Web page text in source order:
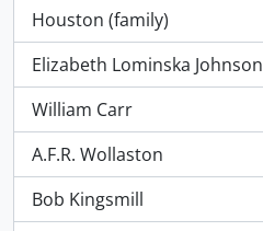
Houston (family)
, 80 résultats
Elizabeth Lominska Johnson
, 80 résultats
William Carr
, 75 résultats
A.F.R. Wollaston
, 68 résultats
Bob Kingsmill
, 64 résultats